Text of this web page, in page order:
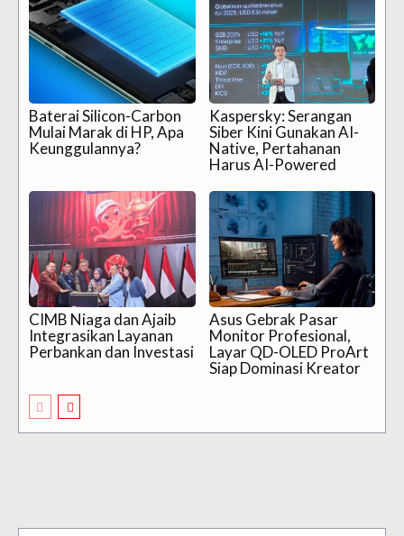
Baterai Silicon-Carbon
Mulai Marak di HP, Apa
Keunggulannya?
Kaspersky: Serangan
Siber Kini Gunakan AI-
Native, Pertahanan
Harus AI-Powered
CIMB Niaga dan Ajaib
Integrasikan Layanan
Perbankan dan Investasi
Asus Gebrak Pasar
Monitor Profesional,
Layar QD-OLED ProArt
Siap Dominasi Kreator